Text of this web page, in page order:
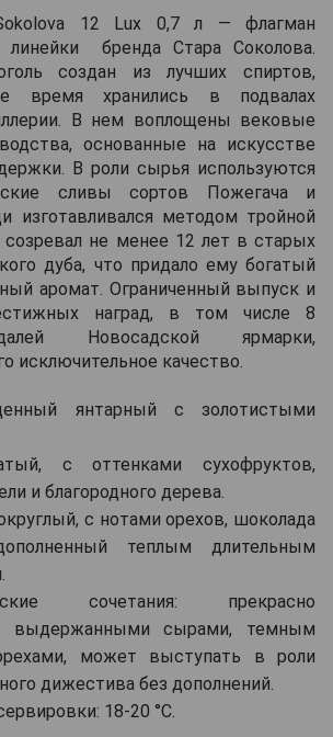
12 Lux 0,7 л — флагман
линейки бренда Стара Соколова.
создан из лучших спиртов,
время хранились в подвалах
В нем воплощены вековые
основанные на искусстве
В роли сырья используются
сливы сортов Пожегача и
изготавливался методом тройной
созревал не менее 12 лет в старых
дуба, что придало ему богатый
аромат. Ограниченный выпуск и
наград, в том числе 8
Новосадской ярмарки,
исключительное качество.
янтарный с золотистыми
с оттенками сухофруктов,
и благородного дерева.
с нотами орехов, шоколада
теплым длительным
сочетания: прекрасно
выдержанными сырами, темным
может выступать в роли
дижестива без дополнений.
18-20 °C.